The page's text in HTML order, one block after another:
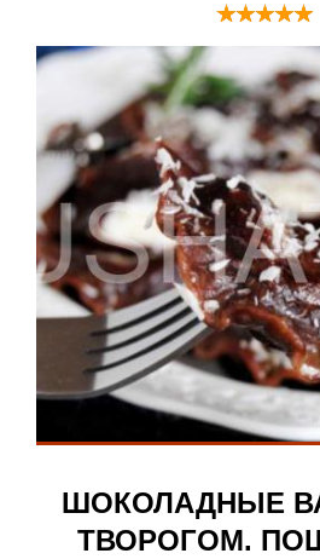
ШОКОЛАДНЫЕ
ТВОРОГОМ.